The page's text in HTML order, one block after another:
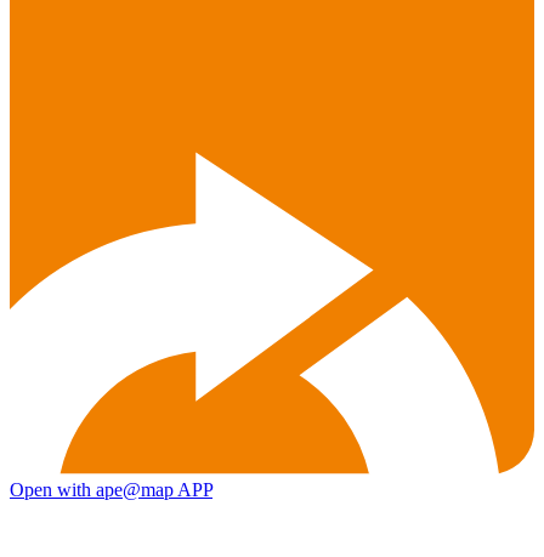
Open with ape@map APP